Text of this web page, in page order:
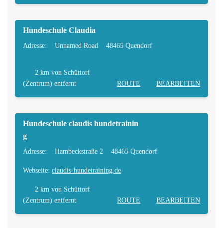
Hundeschule Claudia
Adresse: Unnamed Road 48465 Quendorf
2 km von Schüttorf
(Zentrum) entfernt
ROUTE BEARBEITEN
Hundeschule claudis hundetrainin
g
Adresse: Hambeckstraße 2 48465 Quendorf
Webseite: claudis-hundetraining.de
2 km von Schüttorf
(Zentrum) entfernt
ROUTE BEARBEITEN